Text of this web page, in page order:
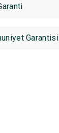
Garantisi